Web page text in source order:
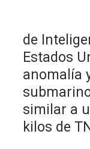
de
Estados
anomalía
similar a
kilos de